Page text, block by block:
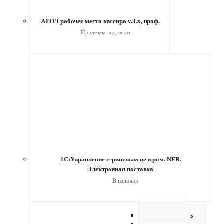
АТОЛ рабочее место кассира v.3.x, проф.
Привезем под заказ
1С:Управление сервисным центром. NFR.
Электронная поставка
В наличии
Как купить